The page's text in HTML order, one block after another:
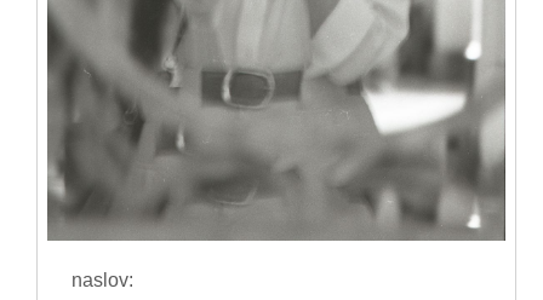
naslov: